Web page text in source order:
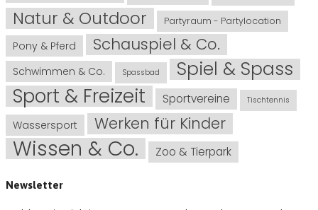
Natur & Outdoor Partyraum - Partylocation
Pony & Pferd Schauspiel & Co.
Schwimmen & Co. Spassbad Spiel & Spass
Sport & Freizeit Sportvereine Tischtennis
Wassersport Werken für Kinder
Wissen & Co. Zoo & Tierpark
Newsletter